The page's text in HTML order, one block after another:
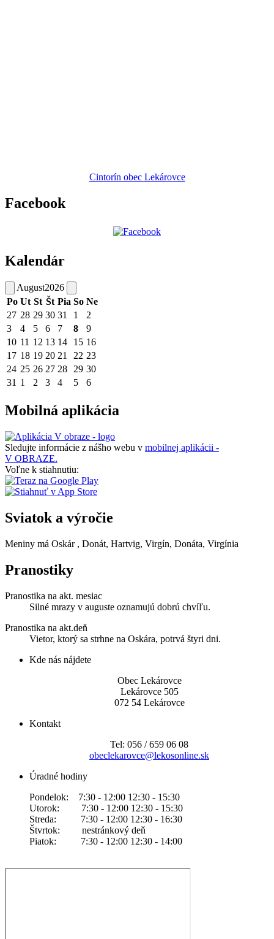
Cintorín obec Lekárovce
Facebook
Kalendár
August2026
Po Ut St Št Pia So Ne
27 28 29 30 31 1
2
3
4 5 6 7 8
9
10 11 12 13 14 15 16
17 18 19 20 21 22 23
24 25 26 27 28 29 30
31 1 2 3 4 5 6
Mobilná aplikácia
Sledujte informácie z nášho webu v mobilnej aplikácii -
V OBRAZE.
Voľne k stiahnutiu:
Sviatok a výročie
Meniny má Oskár , Donát, Hartvig, Virgín, Donáta, Virgínia
Pranostiky
Pranostika na akt. mesiac
Silné mrazy v auguste oznamujú dobrú chvíľu.
Pranostika na akt.deň
Vietor, ktorý sa strhne na Oskára, potrvá štyri dni.
Kde nás nájdete
Obec Lekárovce
Lekárovce 505
072 54 Lekárovce
Kontakt
Tel: 056 / 659 06 08
obeclekarovce@lekosonline.sk
Úradné hodiny
Pondelok: 7:30 - 12:00 12:30 - 15:30
Utorok: 7:30 - 12:00 12:30 - 15:30
Streda: 7:30 - 12:00 12:30 - 16:30
Štvrtok: nestránkový deň
Piatok: 7:30 - 12:00 12:30 - 14:00